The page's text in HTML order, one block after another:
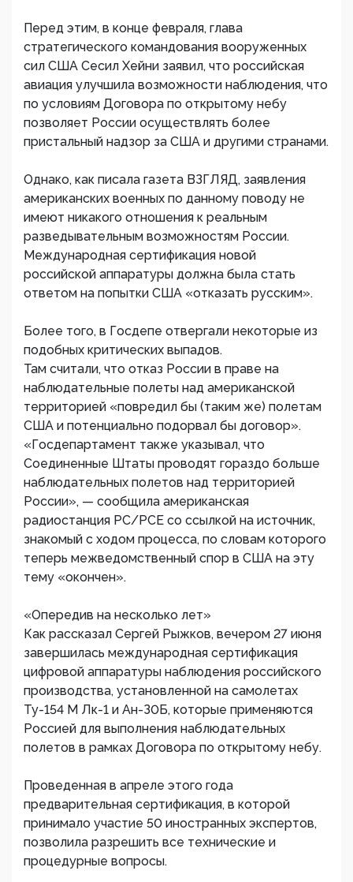
Перед этим, в конце февраля, глава
стратегического командования вооруженных
сил США Сесил Хейни заявил, что российская
авиация улучшила возможности наблюдения, что
по условиям Договора по открытому небу
позволяет России осуществлять более
пристальный надзор за США и другими странами.
Однако, как писала газета ВЗГЛЯД, заявления
американских военных по данному поводу не
имеют никакого отношения к реальным
разведывательным возможностям России.
Международная сертификация новой
российской аппаратуры должна была стать
ответом на попытки США «отказать русским».
Более того, в Госдепе отвергали некоторые из
подобных критических выпадов.
Там считали, что отказ России в праве на
наблюдательные полеты над американской
территорией «повредил бы (таким же) полетам
США и потенциально подорвал бы договор».
«Госдепартамент также указывал, что
Соединенные Штаты проводят гораздо больше
наблюдательных полетов над территорией
России», — сообщила американская
радиостанция РС/РСЕ со ссылкой на источник,
знакомый с ходом процесса, по словам которого
теперь межведомственный спор в США на эту
тему «окончен».
«Опередив на несколько лет»
Как рассказал Сергей Рыжков, вечером 27 июня
завершилась международная сертификация
цифровой аппаратуры наблюдения российского
производства, установленной на самолетах
Ту-154 М Лк-1 и Ан-З0Б, которые применяются
Россией для выполнения наблюдательных
полетов в рамках Договора по открытому небу.
Проведенная в апреле этого года
предварительная сертификация, в которой
принимало участие 50 иностранных экспертов,
позволила разрешить все технические и
процедурные вопросы.